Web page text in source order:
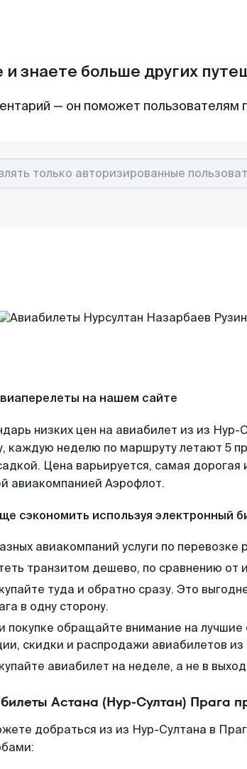
и знаете больше других
— он поможет пользователям
на нашем сайте
низких цен на авиабилет из из
каждую неделю по маршруту летают 5
Цена варьируется, самая
авиакомпанией Аэрофлот.
сэкономить используя электронный
авиакомпаний услуги по перевозке
транзитом дешево, по сравнению от
туда и обратно сразу. Это
в одну сторону.
покупке обращайте внимание на
скидки и распродажи авиабилетов из
авиабилет на неделе, а не в
Астана (Нур-Султан) Прага
добраться из из Нур-Султана в